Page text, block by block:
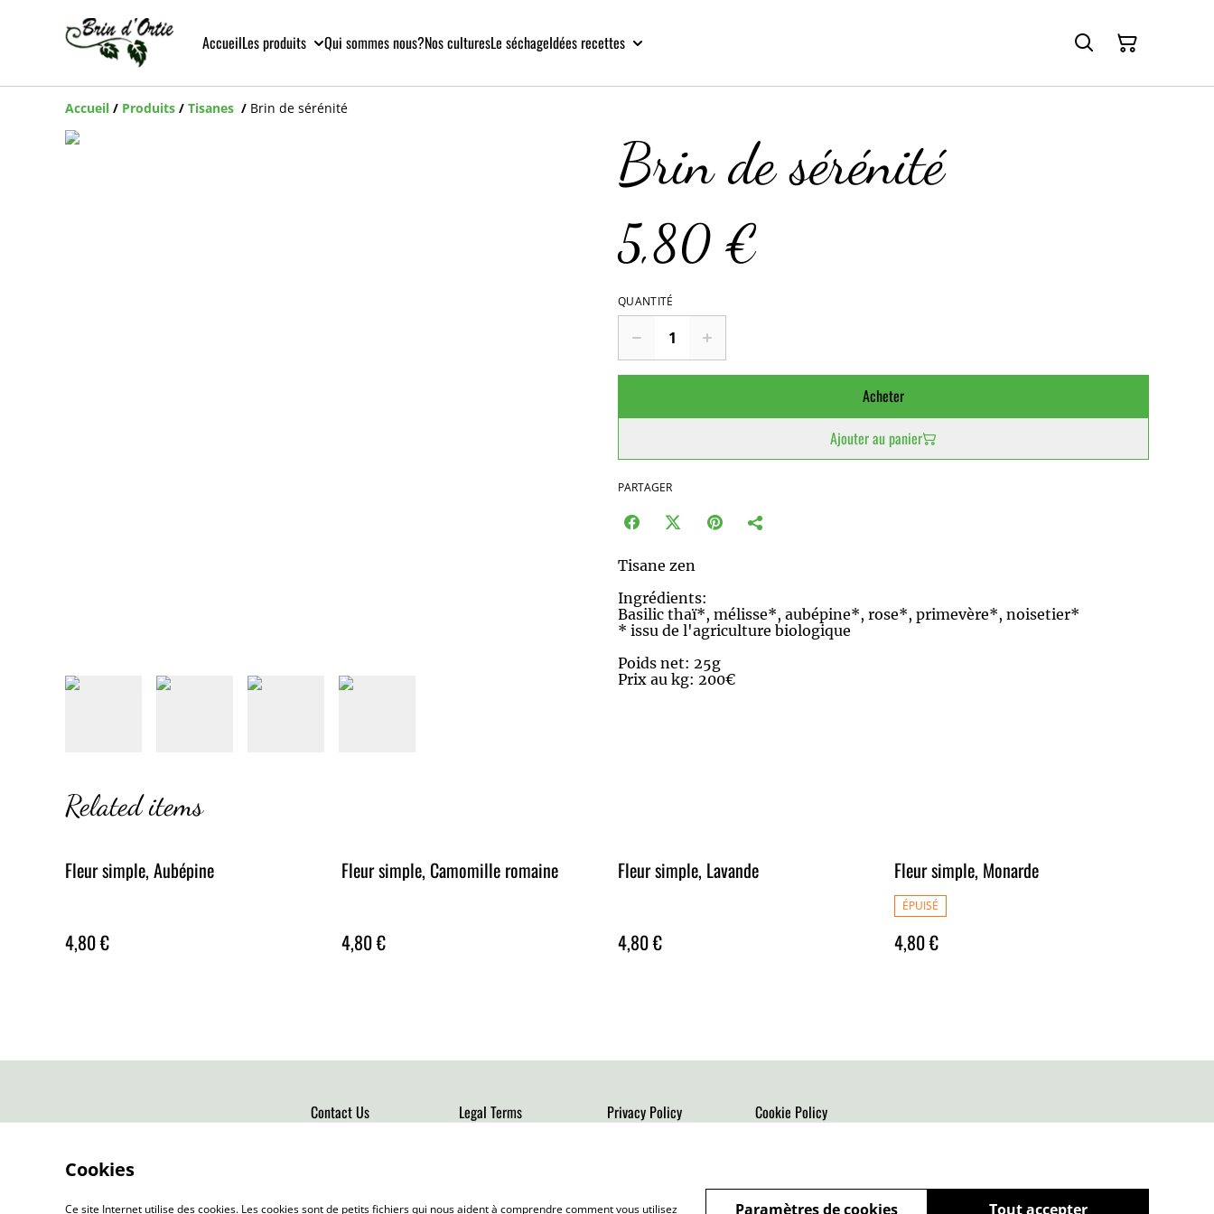
AccueilLes produits Qui sommes nous?Nos culturesLe séchageIdées recettes
Accueil / Produits / Tisanes / Brin de sérénité
Brin de sérénité
5,80 €
QUANTITÉ
Acheter
Ajouter au panier
PARTAGER
Tisane zen
Ingrédients:
Basilic thaï*, mélisse*, aubépine*, rose*, primevère*, noisetier*
* issu de l'agriculture biologique
Poids net: 25g
Prix au kg: 200€
Related items
Fleur simple, Aubépine
4,80 €
Fleur simple, Camomille romaine
4,80 €
Fleur simple, Lavande
4,80 €
Fleur simple, Monarde
ÉPUISÉ
4,80 €
Contact Us Legal Terms Privacy Policy Cookie Policy
Cookies
Ce site Internet utilise des cookies. Les cookies sont de petits fichiers qui nous aident à comprendre comment vous utilisez Tout accepter
Paramètres de cookies